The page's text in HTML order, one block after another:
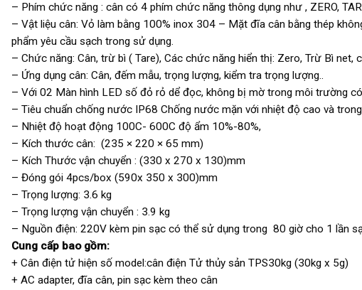
– Phím chức năng : cân có 4 phím chức năng thông dụng như , ZERO,
– Vật liệu cân: Vỏ làm bằng 100% inox 304 – Mặt đĩa cân bằng thép
phẩm yêu cầu sạch trong sử dụng.
– Chức năng: Cân, trừ bì ( Tare), Các chức năng hiển thị: Zero, Trừ Bì net,
– Ứng dụng cân: Cân, đếm mẫu, trọng lượng, kiểm tra trọng lượng..
– Với 02 Màn hình LED số đỏ rỏ dể đọc, không bị mờ trong môi trường
– Tiêu chuẩn chống nước IP68 Chống nước mặn với nhiệt độ cao và
– Nhiệt độ hoạt động 100C- 600C độ ẩm 10%-80%,
– Kích thước cân: (235 × 220 × 65 mm)
– Kích Thước vận chuyển : (330 x 270 x 130)mm
– Đóng gói 4pcs/box (590x 350 x 300)mm
– Trọng lượng: 3.6 kg
– Trọng lượng vận chuyển : 3.9 kg
– Nguồn điện: 220V kèm pin sạc có thể sử dụng trong 80 giờ cho 1 lần
Cung cấp bao gồm:
+ Cân điện tử hiện số model:cân điện Tử thủy sản TPS30kg (30kg x 5g)
+ AC adapter, đĩa cân, pin sạc kèm theo cân